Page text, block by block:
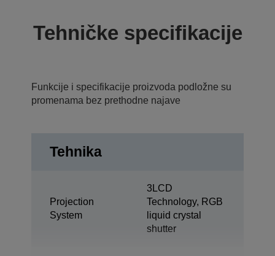
Tehničke specifikacije
Funkcije i specifikacije proizvoda podložne su
promenama bez prethodne najave
Tehnika
Projection
System
3LCD
Technology, RGB
liquid crystal
shutter